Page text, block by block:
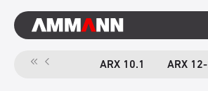
ARX 10.1 ARX